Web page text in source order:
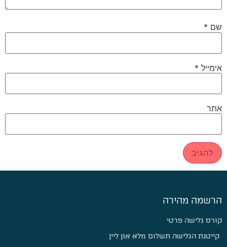
שם *
אימייל *
אתר
הרשמה מהירה
קורס גלישה פרטי
קייטנת הגלישה תשלום מלא און ליין